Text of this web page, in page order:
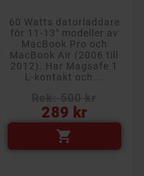
60 Watts datorladdare
för 11-13" modeller av
MacBook Pro och
MacBook Air (2006 till
2012). Har Magsafe 1
L-kontakt och...
289 kr
